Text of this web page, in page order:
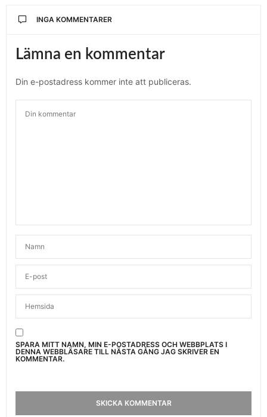
INGA KOMMENTARER
Lämna en kommentar
Din e-postadress kommer inte att publiceras.
SPARA MITT NAMN, MIN E-POSTADRESS OCH WEBBPLATS I
DENNA WEBBLÄSARE TILL NÄSTA GÅNG JAG SKRIVER EN
KOMMENTAR.